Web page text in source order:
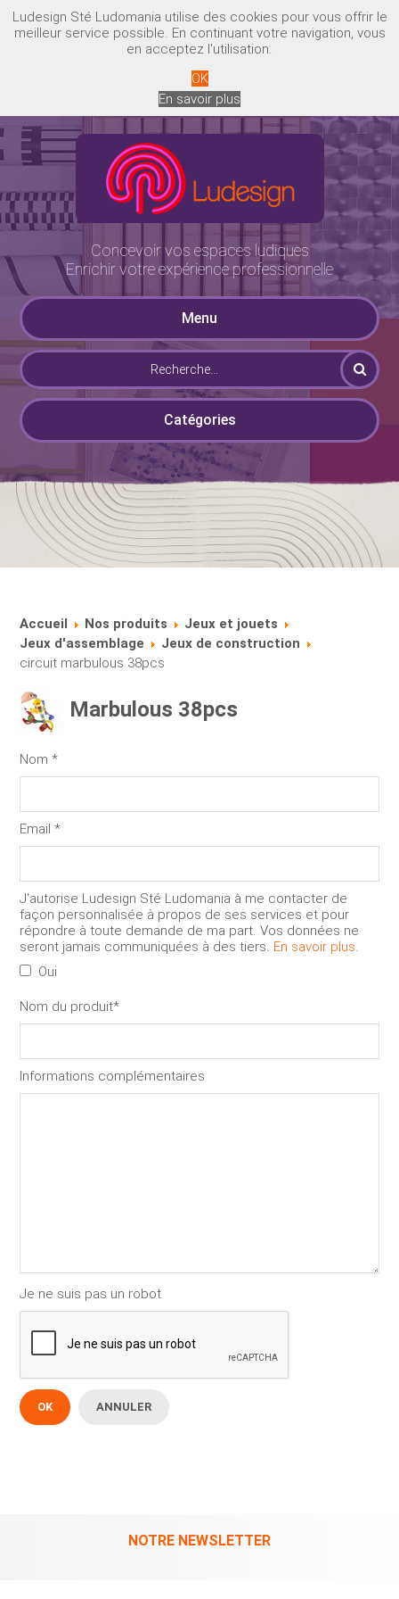
Ludesign Sté Ludomania utilise des cookies pour vous offrir le
meilleur service possible. En continuant votre navigation, vous
en acceptez l'utilisation.
OK
En savoir plus
Concevoir vos espaces ludiques
Enrichir votre expérience professionnelle
Menu
Catégories
Accueil Nos produits
Jeux et jouets
Jeux d'assemblage
Jeux de construction
circuit marbulous 38pcs
Marbulous 38pcs
Nom*
Email*
J'autorise Ludesign Sté Ludomania à me contacter de
façon personnalisée à propos de ses services et pour
répondre à toute demande de ma part. Vos données ne
seront jamais communiquées à des tiers. En savoir plus.
Oui
Nom du produit*
Informations complémentaires
Je ne suis pas un robot
OK ANNULER
NOTRE NEWSLETTER